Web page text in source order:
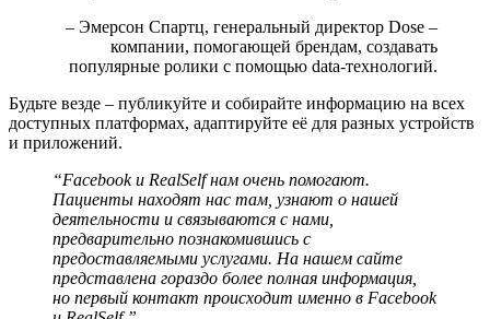
– Эмерсон Спартц, генеральный директор Dose –
компании, помогающей брендам, создавать
популярные ролики с помощью data-технологий.
Будьте везде – публикуйте и собирайте информацию на всех
доступных платформах, адаптируйте её для разных устройств
и приложений.
“Facebook и RealSelf нам очень помогают.
Пациенты находят нас там, узнают о нашей
деятельности и связываются с нами,
предварительно познакомившись с
предоставляемыми услугами. На нашем сайте
представлена гораздо более полная информация,
но первый контакт происходит именно в Facebook